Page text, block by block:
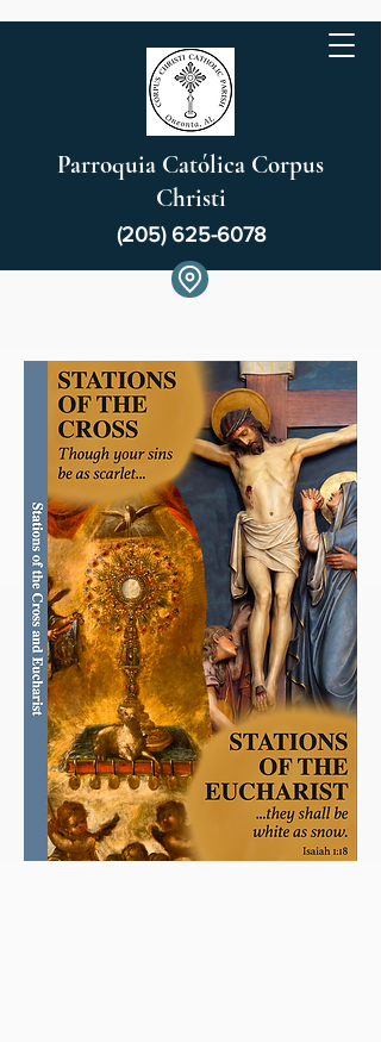
Parroquia Católica Corpus
Christi
(205) 625-6078